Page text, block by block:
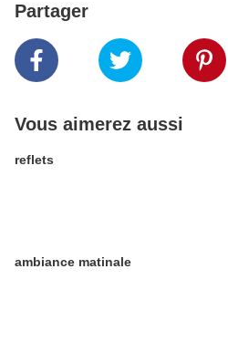
Partager
Vous aimerez aussi
reflets
ambiance matinale